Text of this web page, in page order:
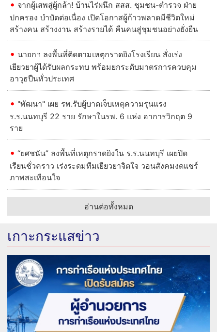
จากผู้เสพสู่ผู้กล้า! บ้านไร่ผนึก สสส. ชุมชน-ตำรวจ ฝ่าย
ปกครอง บำบัดต่อเนื่อง เปิดโอกาสผู้ก้าวพลาดมีชีวิตใหม่
สร้างคน สร้างงาน สร้างรายได้ คืนคนสู่ชุมชนอย่างยั่งยืน
นายกฯ ลงพื้นที่ติดตามเหตุกราดยิงโรงเรียน สั่งเร่ง
เยียวยาผู้ได้รับผลกระทบ พร้อมยกระดับมาตรการควบคุม
อาวุธปืนทั่วประเทศ
"พัฒนา" เผย รพ.รับผู้บาดเจ็บเหตุความรุนแรง
ร.ร.นนทบุรี 22 ราย รักษาในรพ. 6 แห่ง อาการวิกฤต 9
ราย
“ยศชนัน” ลงพื้นที่เหตุกราดยิงใน ร.ร.นนทบุรี เผยปิด
เรียนชั่วคราว เร่งระดมทีมเยียวยาจิตใจ วอนสังคมงดแชร์
ภาพสะเทือนใจ
อ่านต่อทั้งหมด
เกาะกระแสข่าว